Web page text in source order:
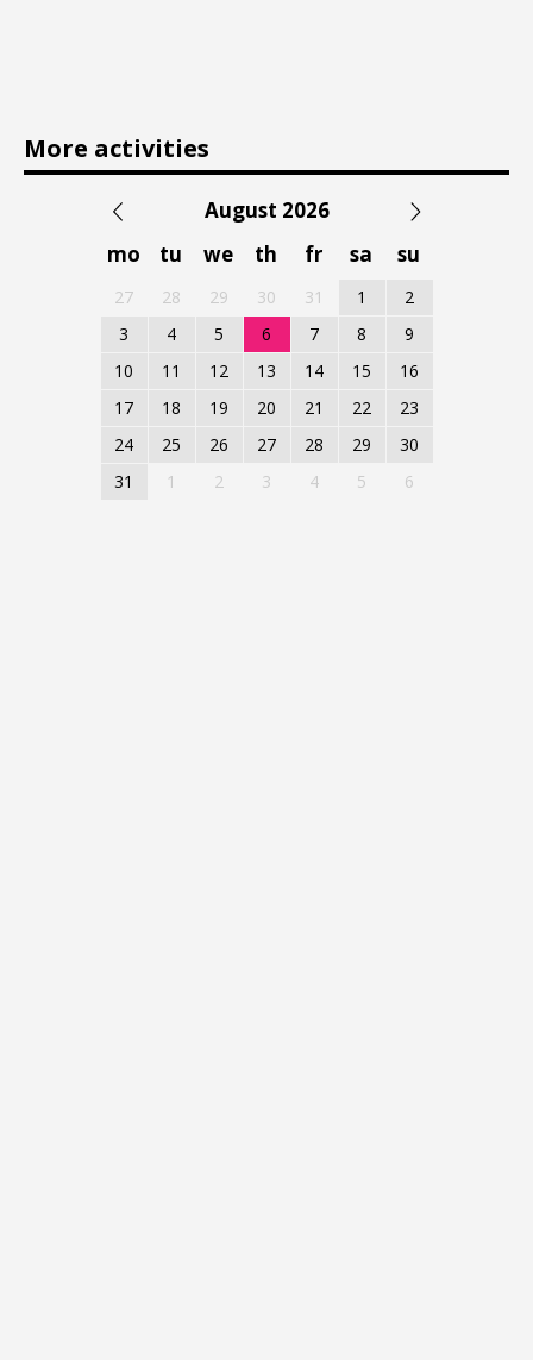
More activities
August 2026
mo
tu we th fr sa su
27 28 29 30 31 1
2
3
4 5 6 7 8
9
10
11 12 13 14 15
16
17
18 19 20 21 22
23
24
25 26 27 28 29
30
31
1 2 3 4 5 6